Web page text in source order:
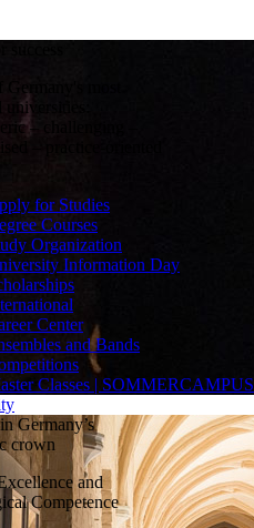
Germany's most
universities:
– challenging –
for Studies
Courses
Organization
Information Day
Center
and Bands
Classes | SOMMERCAMPUS
Germany’s
crown
and
Competence